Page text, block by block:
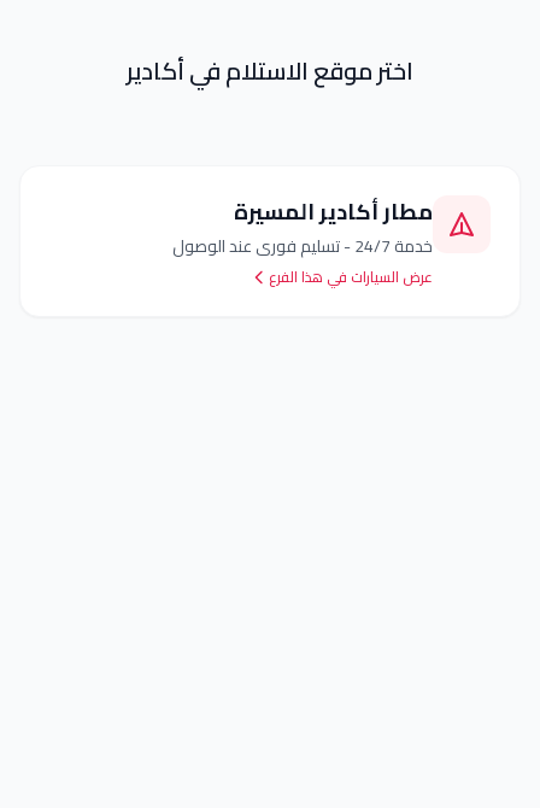
اختر موقع الاستلام فيأكادير
مطار أكادير المسيرة
عرض السيارات في هذا الفرع